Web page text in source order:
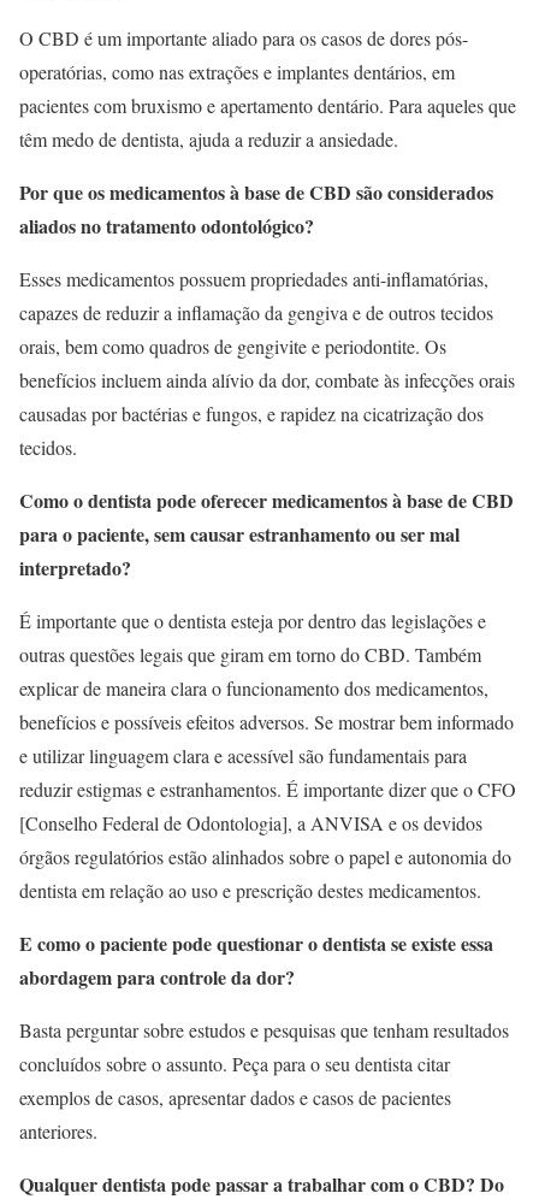
O CBD é um importante aliado para os casos de dores pós-
operatórias, como nas extrações e implantes dentários, em
pacientes com bruxismo e apertamento dentário. Para aqueles que
têm medo de dentista, ajuda a reduzir a ansiedade.
Por que os medicamentos à base de CBD são considerados
aliados no tratamento odontológico?
Esses medicamentos possuem propriedades anti-inflamatórias,
capazes de reduzir a inflamação da gengiva e de outros tecidos
orais, bem como quadros de gengivite e periodontite. Os
benefícios incluem ainda alívio da dor, combate às infecções orais
causadas por bactérias e fungos, e rapidez na cicatrização dos
tecidos.
Como o dentista pode oferecer medicamentos à base de CBD
para o paciente, sem causar estranhamento ou ser mal
interpretado?
É importante que o dentista esteja por dentro das legislações e
outras questões legais que giram em torno do CBD. Também
explicar de maneira clara o funcionamento dos medicamentos,
benefícios e possíveis efeitos adversos. Se mostrar bem informado
e utilizar linguagem clara e acessível são fundamentais para
reduzir estigmas e estranhamentos. É importante dizer que o CFO
[Conselho Federal de Odontologia], a ANVISA e os devidos
órgãos regulatórios estão alinhados sobre o papel e autonomia do
dentista em relação ao uso e prescrição destes medicamentos.
E como o paciente pode questionar o dentista se existe essa
abordagem para controle da dor?
Basta perguntar sobre estudos e pesquisas que tenham resultados
concluídos sobre o assunto. Peça para o seu dentista citar
exemplos de casos, apresentar dados e casos de pacientes
anteriores.
Qualquer dentista pode passar a trabalhar com o CBD? Do